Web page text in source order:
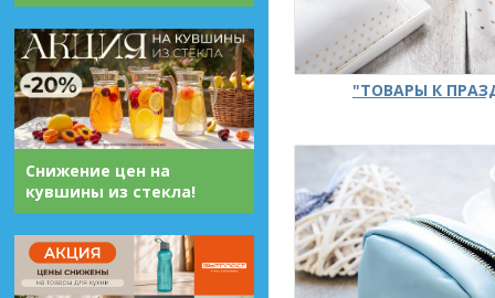
Снижение цен на
кувшины из стекла!
"ТОВАРЫ К